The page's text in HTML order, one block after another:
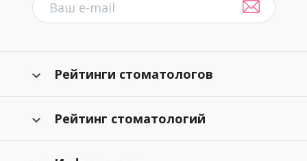
Рейтинги стоматологов
Рейтинг стоматологий